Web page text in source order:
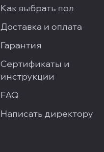
Как выбрать пол
Доставка и оплата
Гарантия
Сертификаты и
инструкции
FAQ
Написать директору